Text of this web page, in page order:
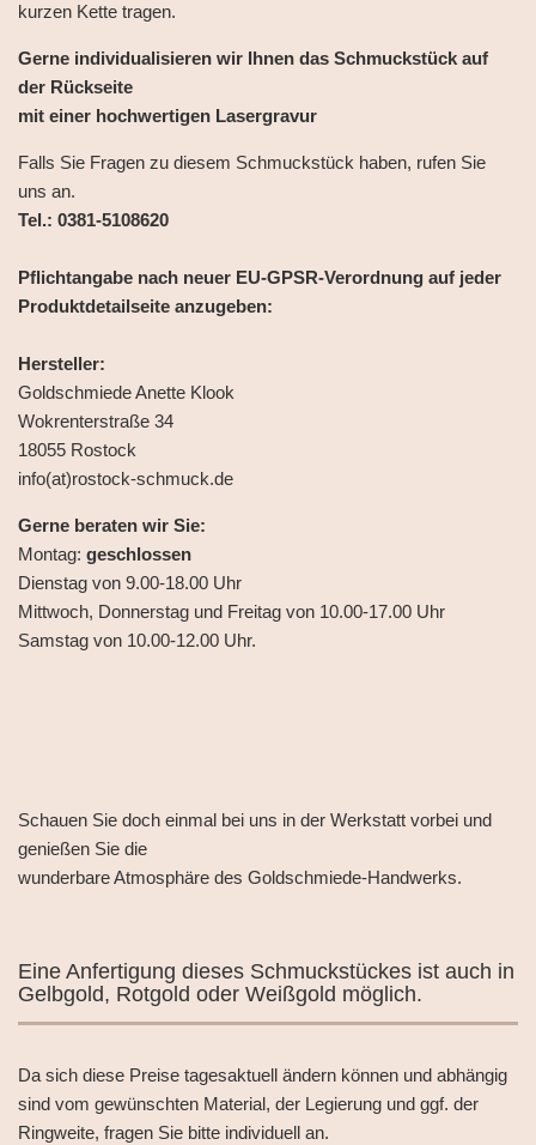
kurzen Kette tragen.
Gerne individualisieren wir Ihnen das Schmuckstück auf
der Rückseite
mit einer hochwertigen Lasergravur
Falls Sie Fragen zu diesem Schmuckstück haben, rufen Sie
uns an.
Tel.: 0381-5108620
Pflichtangabe nach neuer EU-GPSR-Verordnung auf jeder
Produktdetailseite anzugeben:
Hersteller:
Goldschmiede Anette Klook
Wokrenterstraße 34
18055 Rostock
info(at)rostock-schmuck.de
Gerne beraten wir Sie:
Montag: geschlossen
Dienstag von 9.00-18.00 Uhr
Mittwoch, Donnerstag und Freitag von 10.00-17.00 Uhr
Samstag von 10.00-12.00 Uhr.
Schauen Sie doch einmal bei uns in der Werkstatt vorbei und
genießen Sie die
wunderbare Atmosphäre des Goldschmiede-Handwerks.
Eine Anfertigung dieses Schmuckstückes ist auch in
Gelbgold, Rotgold oder Weißgold möglich.
Da sich diese Preise tagesaktuell ändern können und abhängig
sind vom gewünschten Material, der Legierung und ggf. der
Ringweite, fragen Sie bitte individuell an.